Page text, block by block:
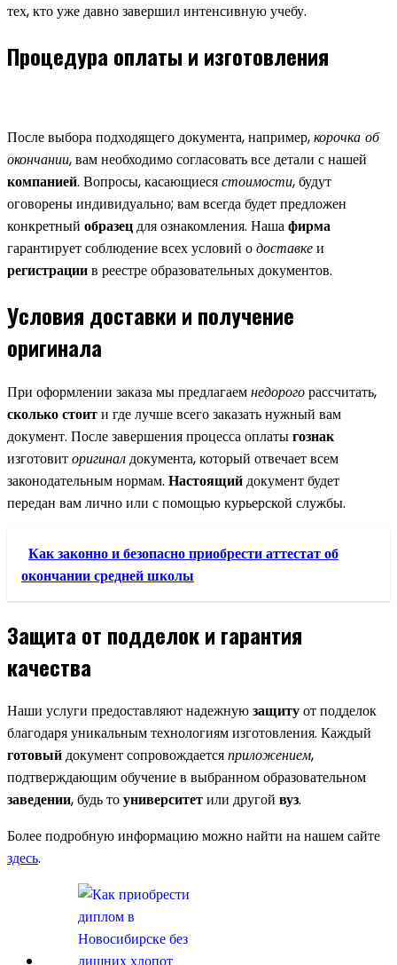
тех, кто уже давно завершил интенсивную учебу.
Процедура оплаты и изготовления
После выбора подходящего документа, например,корочка об
окончании, вам необходимо согласовать все детали с нашей
компанией. Вопросы, касающиесястоимости, будут
оговорены индивидуально; вам всегда будет предложен
конкретный образецдля ознакомления. Нашафирма
гарантирует соблюдение всех условий одоставкеи
регистрациив реестре образовательных документов.
Условия доставки и получение
оригинала
При оформлении заказа мы предлагаемнедорогорассчитать,
сколько стоити где лучше всего заказать нужный вам
документ. После завершения процесса оплатыгознак
изготовиторигиналдокумента, который отвечает всем
законодательным нормам. Настоящийдокумент будет
передан вам лично или с помощью курьерской службы.
Как законно и безопасно приобрести аттестат об
окончании средней школы
Защита от подделок и гарантия
качества
Наши услуги предоставляют надежнуюзащитуот подделок
благодаря уникальным технологиям изготовления. Каждый
готовыйдокумент сопровождаетсяприложением,
подтверждающим обучение в выбранном образовательном
заведении, будь тоуниверситетили другой вуз.
Более подробную информацию можно найти на нашем сайте
здесь.